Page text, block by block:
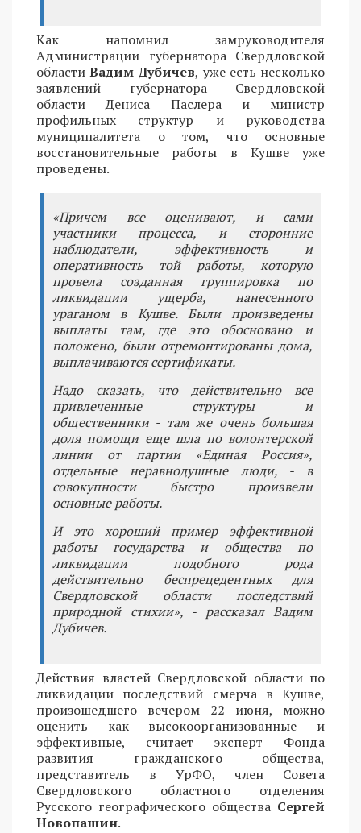
Как напомнил замруководителя
Администрации губернатора Свердловской
областиВадим Дубичев, уже есть несколько
заявлений губернатора Свердловской
области Дениса Паслера и министр
профильных структур и руководства
муниципалитета о том, что основные
восстановительные работы в Кушве уже
проведены.
«Причем все оценивают, и сами
участники процесса, и сторонние
наблюдатели, эффективность и
оперативность той работы, которую
провела созданная группировка по
ликвидации ущерба, нанесенного
ураганом в Кушве. Были произведены
выплаты там, где это обосновано и
положено, были отремонтированы дома,
выплачиваются сертификаты.
Надо сказать, что действительно все
привлеченные структуры и
общественники - там же очень большая
доля помощи еще шла по волонтерской
линии от партии «Единая Россия»,
отдельные неравнодушные люди, - в
совокупности быстро произвели
основные работы.
И это хороший пример эффективной
работы государства и общества по
ликвидации подобного рода
действительно беспрецедентных для
Свердловской области последствий
природной стихии», - рассказал Вадим
Дубичев.
Действия властей Свердловской области по
ликвидации последствий смерча в Кушве,
произошедшего вечером 22 июня, можно
оценить как высокоорганизованные и
эффективные, считает эксперт Фонда
развития гражданского общества,
представитель в УрФО, член Совета
Свердловского областного отделения
Русского географического общества Сергей
Новопашин.